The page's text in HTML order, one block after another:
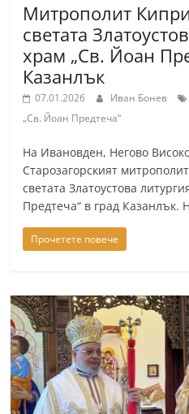
Митрополит
светата
храм „Св. Йоан
Казанлък
07.01.2026 Иван Бонев
„Св. Йоан Предтеча“
На Ивановден, Негово
Старозагорският
светата Златоустова
Предтеча“ в град Казанлък.
Прочетете повече